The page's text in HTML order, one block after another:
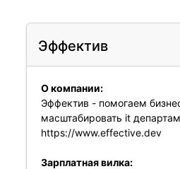
Эффектив
О компании:
Эффектив - помогаем
масштабировать it
https://www.effective.dev
Зарплатная вилка: